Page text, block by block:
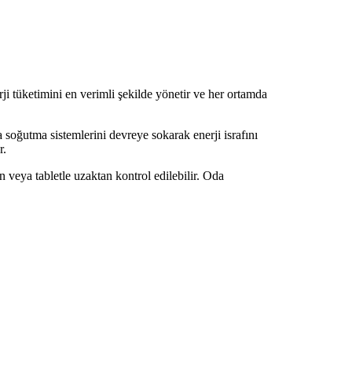
tüketimini en verimli şekilde yönetir ve her ortamda
soğutma sistemlerini devreye sokarak enerji israfını
veya tabletle uzaktan kontrol edilebilir. Oda